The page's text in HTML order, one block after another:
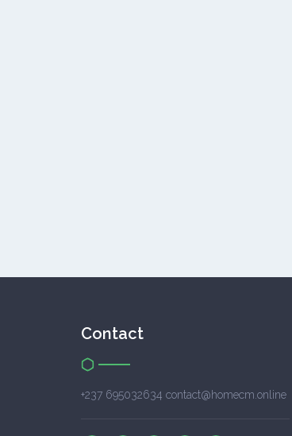
Contact
+237 695032634 contact@homecm.online